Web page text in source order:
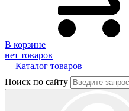
В корзине
нет товаров
Каталог товаров
Поиск по сайту